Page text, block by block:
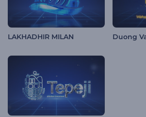
LAKHADHIR MILAN Duong